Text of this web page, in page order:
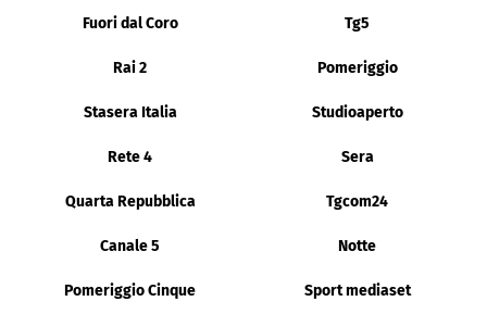
Fuori dal Coro Tg5
Rai 2 Pomeriggio
Stasera Italia Studioaperto
Rete 4 Sera
Quarta Repubblica Tgcom24
Canale 5 Notte
Pomeriggio Cinque Sport mediaset